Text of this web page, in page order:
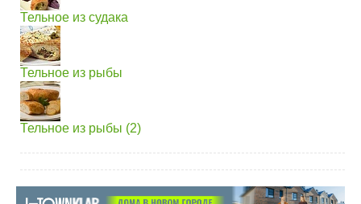
Тельное из судака
Тельное из рыбы
Тельное из рыбы (2)